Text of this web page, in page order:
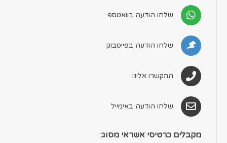
שלחו הודעה בוואטספ
שלחו הודעה בפייסבוק
התקשרו אלינו
שלחו הודעה באימייל
מקבלים כרטיסי אשראי מסוג: